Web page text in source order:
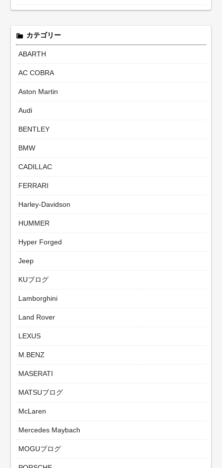
カテゴリー
ABARTH
AC COBRA
Aston Martin
Audi
BENTLEY
BMW
CADILLAC
FERRARI
Harley-Davidson
HUMMER
Hyper Forged
Jeep
KUブログ
Lamborghini
Land Rover
LEXUS
M.BENZ
MASERATI
MATSUブログ
McLaren
Mercedes Maybach
MOGUブログ